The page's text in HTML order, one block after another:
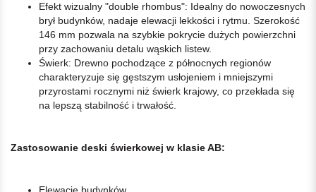
Efekt wizualny "double rhombus": Idealny do nowoczesnych
brył budynków, nadaje elewacji lekkości i rytmu. Szerokość
146 mm pozwala na szybkie pokrycie dużych powierzchni
przy zachowaniu detalu wąskich listew.
Świerk: Drewno pochodzące z północnych regionów
charakteryzuje się gęstszym usłojeniem i mniejszymi
przyrostami rocznymi niż świerk krajowy, co przekłada się
na lepszą stabilność i trwałość.
Zastosowanie deski świerkowej w klasie AB: